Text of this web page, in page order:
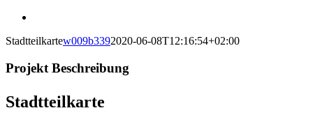
Image
Stadtteilkartew009b3392020-06-08T12:16:54+02:00
Projekt Beschreibung
Stadtteilkarte